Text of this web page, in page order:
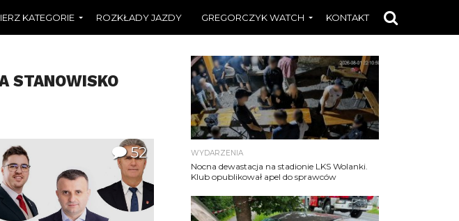
KATEGORIE ROZKŁADY JAZDY GREGORCZYK WATCH KONTAKT
STANOWISKO
52 WYDARZENIA
Nocna dewastacja na stadionie LKS Wolanki.
Klub opublikował apel do sprawców